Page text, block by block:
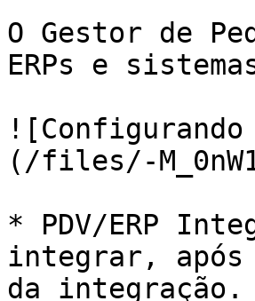
O Gestor de
ERPs e
(/files/-
* PDV/ERP
integrar, após